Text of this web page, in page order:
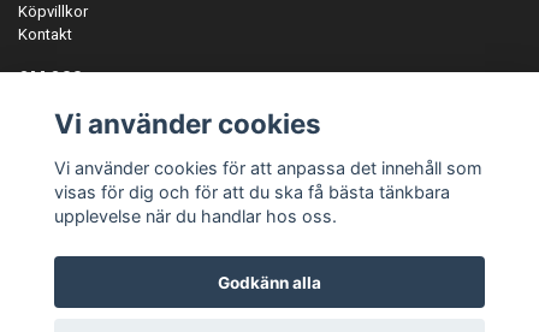
Köpvillkor
Kontakt
OM OSS
ANMÄL DIG TILL VÅRT NYHETSBREV
Prenumerera
Vi använder cookies
Vi använder cookies för att anpassa det innehåll som
visas för dig och för att du ska få bästa tänkbara
upplevelse när du handlar hos oss.
Godkänn alla